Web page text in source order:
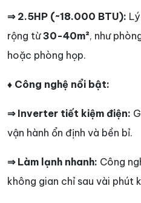
⇒ 2.5HP (~18.000 BTU):
rộng từ30-40m², như
hoặc phòng họp.
♦ Công nghệ nổi bật:
⇒ Inverter tiết kiệm điện:
vận hành ổn định và bền bỉ.
⇒ Làm lạnh nhanh: Công
không gian chỉ sau vài phút